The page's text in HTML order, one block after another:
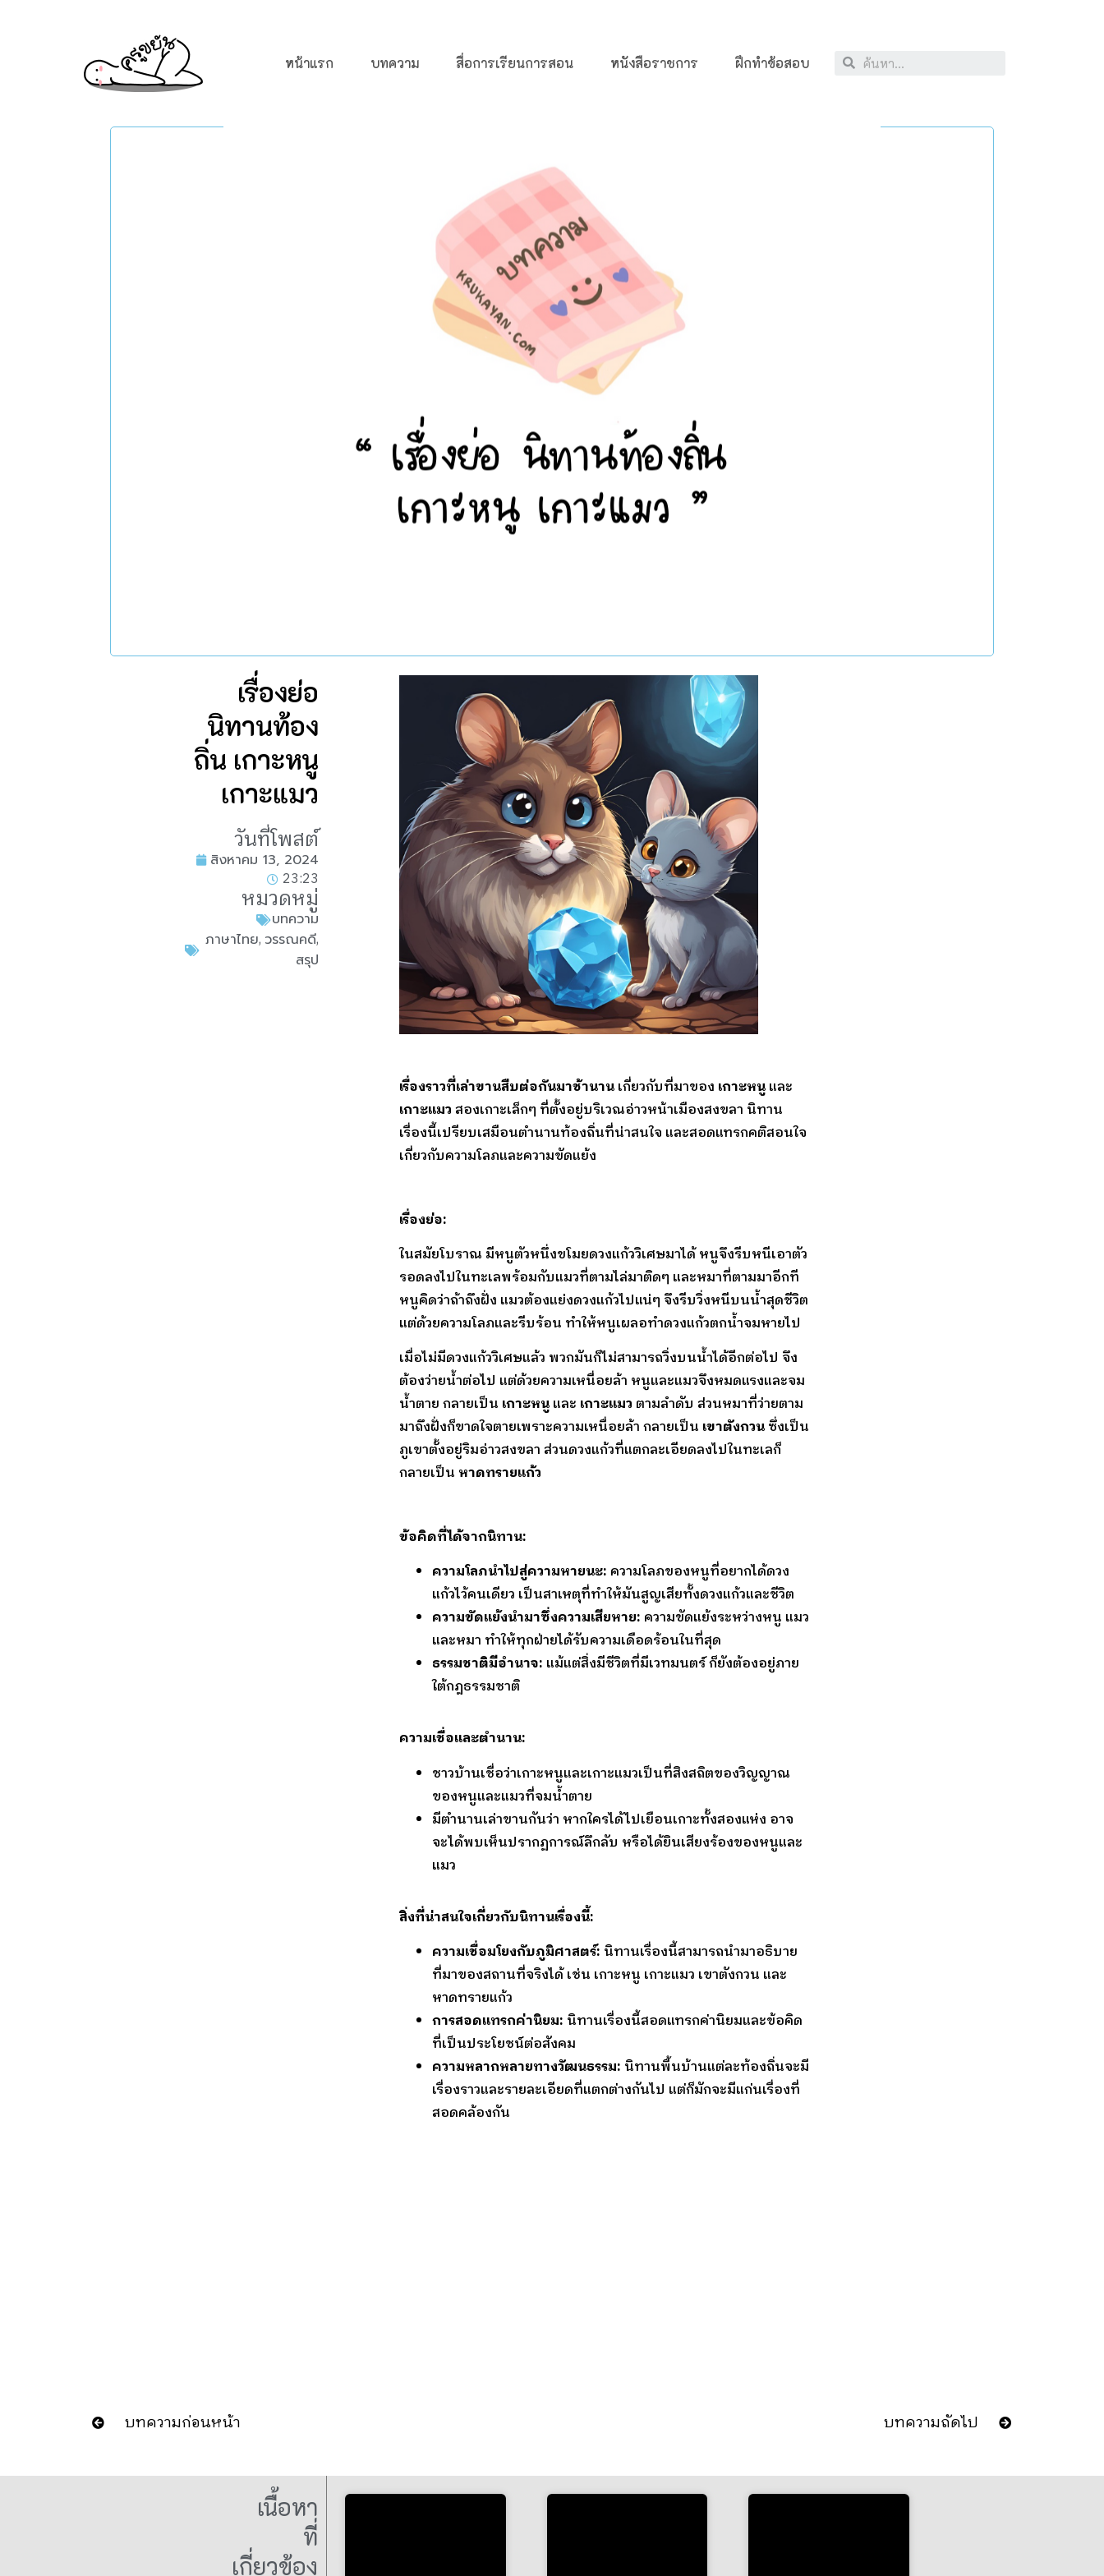
หน้าแรก บทความ สื่อการเรียนการสอน หนังสือราชการ ฝึกทำข้อสอบ
เรื่องย่อ
นิทานท้อง
ถิ่น เกาะหนู
เกาะแมว
วันที่โพสต์
สิงหาคม 13, 2024
23:23
หมวดหมู่
บทความ
ภาษาไทย, วรรณคดี,
สรุป
เรื่องราวที่เล่าขานสืบต่อกันมาช้านานเกี่ยวกับที่มาของ เกาะหนูและ
เกาะแมวสองเกาะเล็กๆ ที่ตั้งอยู่บริเวณอ่าวหน้าเมืองสงขลา นิทาน
เรื่องนี้เปรียบเสมือนตำนานท้องถิ่นที่น่าสนใจ และสอดแทรกคติสอนใจ
เกี่ยวกับความโลภและความขัดแย้ง
เรื่องย่อ:
ในสมัยโบราณ มีหนูตัวหนึ่งขโมยดวงแก้ววิเศษมาได้ หนูจึงรีบหนีเอาตัว
รอดลงไปในทะเลพร้อมกับแมวที่ตามไล่มาติดๆ และหมาที่ตามมาอีกที
หนูคิดว่าถ้าถึงฝั่ง แมวต้องแย่งดวงแก้วไปแน่ๆ จึงรีบวิ่งหนีบนน้ำสุดชีวิต
แต่ด้วยความโลภและรีบร้อน ทำให้หนูเผลอทำดวงแก้วตกน้ำจมหายไป
เมื่อไม่มีดวงแก้ววิเศษแล้ว พวกมันก็ไม่สามารถวิ่งบนน้ำได้อีกต่อไป จึง
ต้องว่ายน้ำต่อไป แต่ด้วยความเหนื่อยล้า หนูและแมวจึงหมดแรงและจม
น้ำตาย กลายเป็น เกาะหนูและ เกาะแมว ตามลำดับ ส่วนหมาที่ว่ายตาม
มาถึงฝั่งก็ขาดใจตายเพราะความเหนื่อยล้า กลายเป็น เขาตังกวนซึ่งเป็น
ภูเขาตั้งอยู่ริมอ่าวสงขลา ส่วนดวงแก้วที่แตกละเอียดลงไปในทะเลก็
กลายเป็น หาดทรายแก้ว
ข้อคิดที่ได้จากนิทาน:
ความโลภนำไปสู่ความหายนะ: ความโลภของหนูที่อยากได้ดวง
แก้วไว้คนเดียว เป็นสาเหตุที่ทำให้มันสูญเสียทั้งดวงแก้วและชีวิต
ความขัดแย้งนำมาซึ่งความเสียหาย: ความขัดแย้งระหว่างหนู แมว
และหมา ทำให้ทุกฝ่ายได้รับความเดือดร้อนในที่สุด
ธรรมชาติมีอำนาจ: แม้แต่สิ่งมีชีวิตที่มีเวทมนตร์ ก็ยังต้องอยู่ภาย
ใต้กฎธรรมชาติ
ความเชื่อและตำนาน:
ชาวบ้านเชื่อว่าเกาะหนูและเกาะแมวเป็นที่สิงสถิตของวิญญาณ
ของหนูและแมวที่จมน้ำตาย
มีตำนานเล่าขานกันว่า หากใครได้ไปเยือนเกาะทั้งสองแห่ง อาจ
จะได้พบเห็นปรากฏการณ์ลึกลับ หรือได้ยินเสียงร้องของหนูและ
แมว
สิ่งที่น่าสนใจเกี่ยวกับนิทานเรื่องนี้:
ความเชื่อมโยงกับภูมิศาสตร์: นิทานเรื่องนี้สามารถนำมาอธิบาย
ที่มาของสถานที่จริงได้ เช่น เกาะหนู เกาะแมว เขาตังกวน และ
หาดทรายแก้ว
การสอดแทรกค่านิยม: นิทานเรื่องนี้สอดแทรกค่านิยมและข้อคิด
ที่เป็นประโยชน์ต่อสังคม
ความหลากหลายทางวัฒนธรรม: นิทานพื้นบ้านแต่ละท้องถิ่นจะมี
เรื่องราวและรายละเอียดที่แตกต่างกันไป แต่ก็มักจะมีแก่นเรื่องที่
สอดคล้องกัน
บทความก่อนหน้า บทความถัดไป
เนื้อหา
ที่
เกี่ยวข้อง